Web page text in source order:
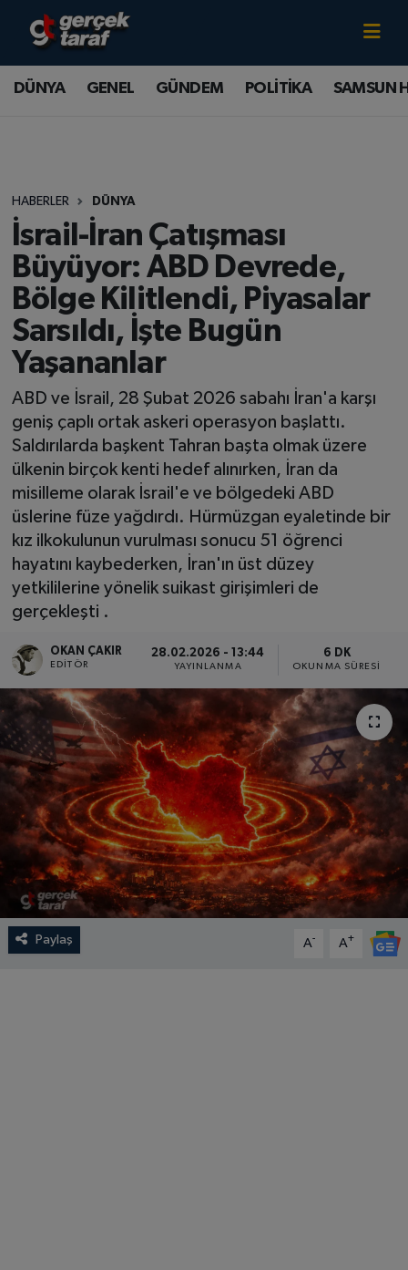
DÜNYA GENEL GÜNDEM POLİTİKA SAMSUN
HABERLER DÜNYA
İsrail-İran Çatışması
Büyüyor: ABD Devrede,
Bölge Kilitlendi, Piyasalar
Sarsıldı, İşte Bugün
Yaşananlar
ABD ve İsrail, 28 Şubat 2026 sabahı İran'a karşı
geniş çaplı ortak askeri operasyon başlattı.
Saldırılarda başkent Tahran başta olmak üzere
ülkenin birçok kenti hedef alınırken, İran da
misilleme olarak İsrail'e ve bölgedeki ABD
üslerine füze yağdırdı. Hürmüzgan eyaletinde bir
kız ilkokulunun vurulması sonucu 51 öğrenci
hayatını kaybederken, İran'ın üst düzey
yetkililerine yönelik suikast girişimleri de
gerçekleşti .
OKAN ÇAKIR
EDITÖR
28.02.2026 - 13:44
YAYINLANMA
6 DK
OKUNMA SÜRESI
Paylaş A- A+
Canlı TV İzle
DÜNYA
POLİTİKA
SAMSUN HABER
SAMSUNSPOR
TEKNOLOJİ
SPOR
EKONOMİ
TEKNOLOJİ
YAŞAM
Samsun Nöbetçi Eczaneler
Samsun Trafik Yoğunluk Haritası
Süper Lig Puan Durumu ve Fikstür
Tüm Manşetler
Son Dakika Haberleri
Haber Arşivi